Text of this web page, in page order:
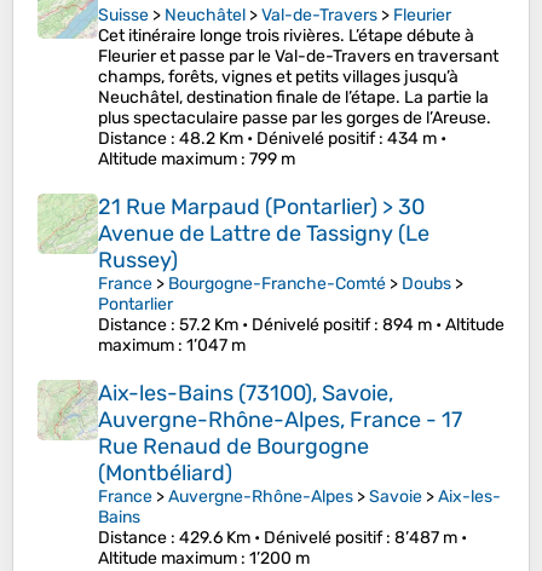
Suisse > Neuchâtel >Val-de-Travers > Fleurier
Cet itinéraire longe trois rivières. L’étape débute à
Fleurier et passe par le Val-de-Travers en traversant
champs, forêts, vignes et petits villages jusqu’à
Neuchâtel, destination finale de l’étape. La partie la
plus spectaculaire passe par les gorges de l’Areuse.
Distance : 48.2 Km • Dénivelé positif: 434 m •
Altitude maximum : 799 m
21 Rue Marpaud (Pontarlier) > 30
Avenue de Lattre de Tassigny (Le
Russey)
France > Bourgogne-Franche-Comté > Doubs >
Pontarlier
Distance : 57.2 Km • Dénivelé positif: 894 m •Altitude
maximum : 1’047 m
Aix-les-Bains (73100), Savoie,
Auvergne-Rhône-Alpes, France - 17
Rue Renaud de Bourgogne
(Montbéliard)
France >Auvergne-Rhône-Alpes >Savoie >Aix-les-
Bains
Distance : 429.6 Km • Dénivelé positif: 8’487 m •
Altitude maximum : 1’200 m